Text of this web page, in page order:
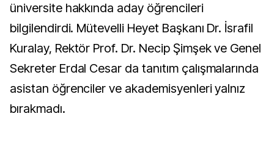
üniversite hakkında aday öğrencileri
bilgilendirdi. Mütevelli Heyet Başkanı Dr. İsrafil
Kuralay, Rektör Prof. Dr. Necip Şimşek ve Genel
Sekreter Erdal Cesar da tanıtım çalışmalarında
asistan öğrenciler ve akademisyenleri yalnız
bırakmadı.